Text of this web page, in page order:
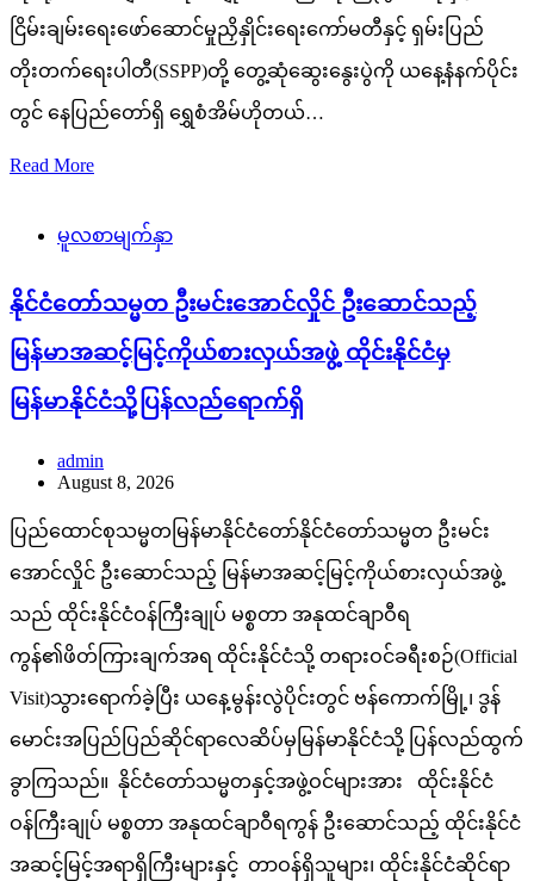
ငြိမ်းချမ်းရေးဖော်ဆောင်မှုညှိနှိုင်းရေးကော်မတီနှင့် ရှမ်းပြည်
တိုးတက်ရေးပါတီ(SSPP)တို့ တွေ့ဆုံဆွေးနွေးပွဲကို ယနေ့နံနက်ပိုင်း
တွင် နေပြည်တော်ရှိ ရွှေစံအိမ်ဟိုတယ်…
Read More
မူလစာမျက်နှာ
နိုင်ငံတော်သမ္မတ ဦးမင်းအောင်လှိုင် ဦးဆောင်သည့်
မြန်မာအဆင့်မြင့်ကိုယ်စားလှယ်အဖွဲ့ ထိုင်းနိုင်ငံမှ
မြန်မာနိုင်ငံသို့ပြန်လည်ရောက်ရှိ
admin
August 8, 2026
ပြည်ထောင်စုသမ္မတမြန်မာနိုင်ငံတော်နိုင်ငံတော်သမ္မတ ဦးမင်း
အောင်လှိုင် ဦးဆောင်သည့် မြန်မာအဆင့်မြင့်ကိုယ်စားလှယ်အဖွဲ့
သည် ထိုင်းနိုင်ငံဝန်ကြီးချုပ် မစ္စတာ အနုထင်ချာဝီရ
ကွန်၏ဖိတ်ကြားချက်အရ ထိုင်းနိုင်ငံသို့ တရားဝင်ခရီးစဉ်(Official
Visit)သွားရောက်ခဲ့ပြီး ယနေ့မွန်းလွဲပိုင်းတွင် ဗန်ကောက်မြို့၊ ဒွန်
မောင်းအပြည်ပြည်ဆိုင်ရာလေဆိပ်မှမြန်မာနိုင်ငံသို့ ပြန်လည်ထွက်
ခွာကြသည်။ နိုင်ငံတော်သမ္မတနှင့်အဖွဲ့ဝင်များအား ထိုင်းနိုင်ငံ
ဝန်ကြီးချုပ် မစ္စတာ အနုထင်ချာဝီရကွန် ဦးဆောင်သည့် ထိုင်းနိုင်ငံ
အဆင့်မြင့်အရာရှိကြီးများနှင့် တာဝန်ရှိသူများ၊ ထိုင်းနိုင်ငံဆိုင်ရာ